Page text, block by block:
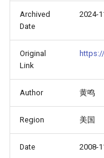
Archived
Date
2024-
Original
Link
Author 黄鸣
Region 美国
Date 2008-